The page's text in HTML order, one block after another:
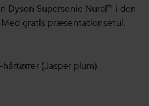
Dyson Supersonic Nural™ i den
gratis præsentationsetui.
(Jasper plum)